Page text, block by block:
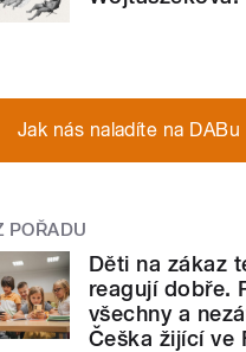
Jak nás naladíte na DABu
POŘADU
Děti na zákaz
reagují dobře.
všechny a
Češka žijící ve